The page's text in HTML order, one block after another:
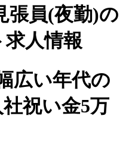
張員(夜勤)の
人情報
広い年代の
祝い金5万